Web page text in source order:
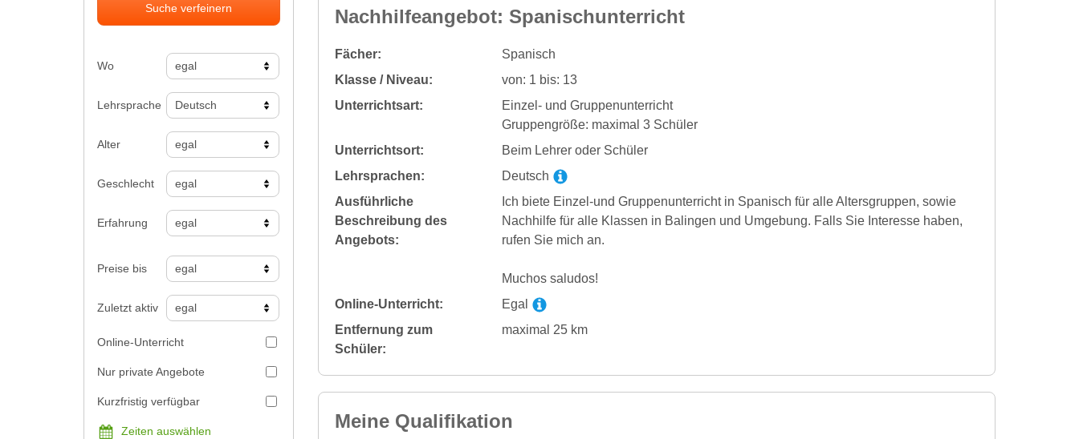
Suche verfeinern
Wo
Lehrsprache
Alter
Geschlecht
Erfahrung
Preise bis
Zuletzt aktiv
Online-Unterricht
Nur private Angebote
Kurzfristig verfügbar
Zeiten auswählen
Nachhilfeangebot: Spanischunterricht
Fächer:
Spanisch
Klasse / Niveau:
von: 1 bis: 13
Unterrichtsart:
Einzel- und Gruppenunterricht
Gruppengröße: maximal 3 Schüler
Unterrichtsort:
Beim Lehrer oder Schüler
Lehrsprachen:
Deutsch
Ausführliche
Beschreibung des
Angebots:
Ich biete Einzel-und Gruppenunterricht in Spanisch für alle Altersgruppen, sowie
Nachhilfe für alle Klassen in Balingen und Umgebung. Falls Sie Interesse haben,
rufen Sie mich an.
Muchos saludos!
Online-Unterricht:
Egal
Entfernung zum
Schüler:
maximal 25 km
Meine Qualifikation